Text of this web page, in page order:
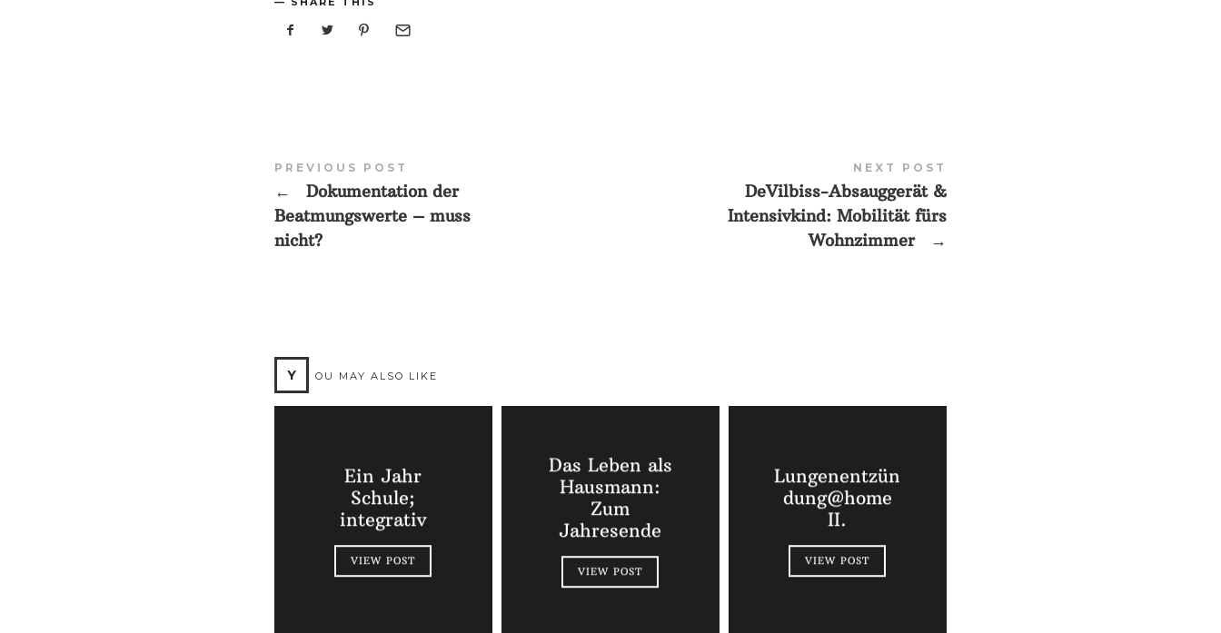
PREVIOUS POST
←
Dokumentation der
Beatmungswerte – muss
nicht?
NEXT POST
DeVilbiss-Absauggerät &
Intensivkind: Mobilität fürs
Wohnzimmer
→
Y OU MAY ALSO LIKE
Ein Jahr
Schule;
integrativ
VIEW POST
Das Leben als
Hausmann:
Zum
Jahresende
VIEW POST
Lungenentzün
dung@home
II.
VIEW POST